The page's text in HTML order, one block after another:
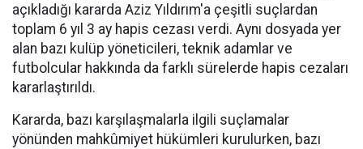
açıkladığı kararda Aziz Yıldırım'a çeşitli suçlardan
toplam 6 yıl 3 ay hapis cezası verdi. Aynı dosyada yer
alan bazı kulüp yöneticileri, teknik adamlar ve
futbolcular hakkında da farklı sürelerde hapis cezaları
kararlaştırıldı.
Kararda, bazı karşılaşmalarla ilgili suçlamalar
yönünden mahkûmiyet hükümleri kurulurken, bazı